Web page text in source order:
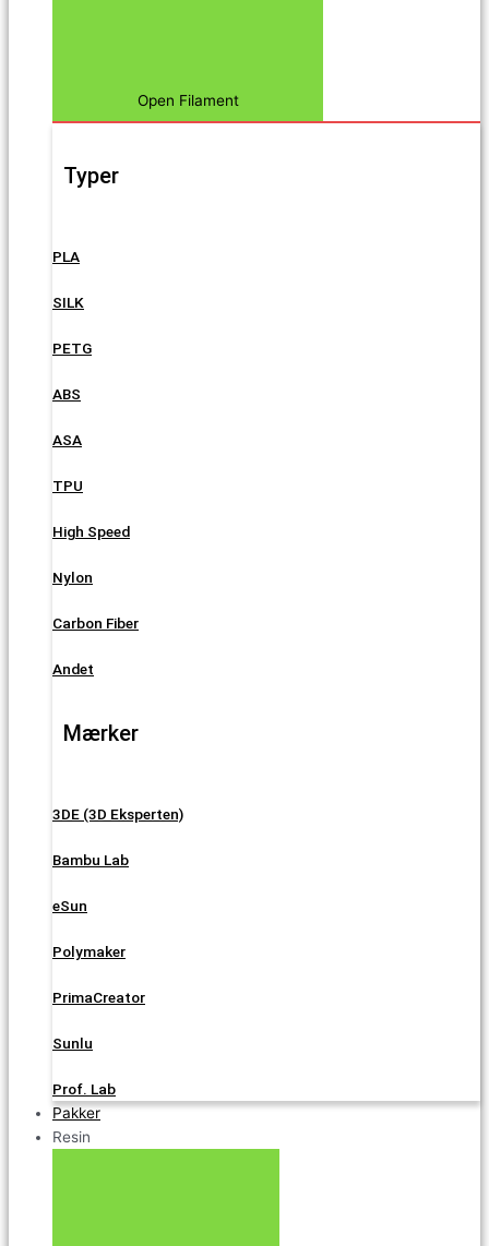
Open Filament
Typer
PLA
SILK
PETG
ABS
ASA
TPU
High Speed
Nylon
Carbon Fiber
Andet
Mærker
3DE (3D Eksperten)
Bambu Lab
eSun
Polymaker
PrimaCreator
Sunlu
Prof. Lab
Pakker
Resin